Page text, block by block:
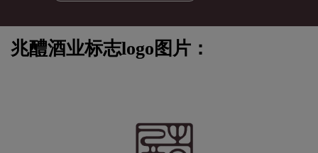
兆醴酒业标志logo图片：